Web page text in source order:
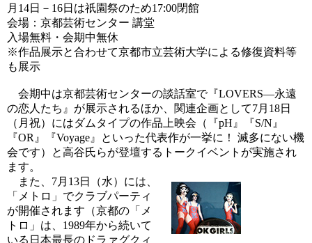
月14日－16日は祇園祭のため17:00閉館
会場：京都芸術センター 講堂
入場無料・会期中無休
※作品展示と合わせて京都市立芸術大学による修復資料等
も展示
会期中は京都芸術センターの談話室で『LOVERS―永遠
の恋人たち』が展示されるほか、関連企画として7月18日
（月祝）にはダムタイプの作品上映会（『pH』『S/N』
『OR』『Voyage』といった代表作が一挙に！ 滅多にない機
会です）と高谷氏らが登壇するトークイベントが実施され
ます。
また、7月13日（水）には、
「メトロ」でクラブパーティ
が開催されます（京都の「メ
トロ」は、1989年から続いて
いる日本最長のドラァグクィ